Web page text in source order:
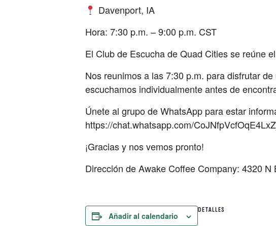
Davenport, IA
Hora: 7:30 p.m. – 9:00 p.m. CST
El Club de Escucha de Quad Cities se reúne
Nos reunimos a las 7:30 p.m. para disfrutar
escuchamos individualmente antes de
Únete al grupo de WhatsApp para estar
https://chat.whatsapp.com/
¡Gracias y nos vemos pronto!
Dirección de Awake Coffee Company: 4320
Añadir al calendario
DETALLES